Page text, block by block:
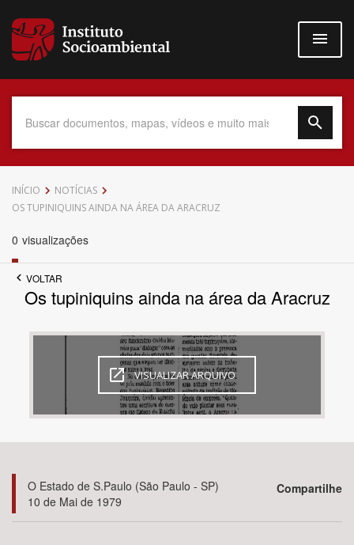
para
conteúdo
Data do Documento
Até
Subtema
Área de Levantamento
INÍCIO
NOTÍCIAS
OS TUPINIQUINS AINDA NA ÁREA DA ARACRUZ
0 visualizações
VOLTAR
Os tupiniquins ainda na área da Aracruz
VISUALIZAR ARQUIVO
O Estado de S.Paulo (São Paulo - SP)
10 de Mai de 1979
Compartilhe